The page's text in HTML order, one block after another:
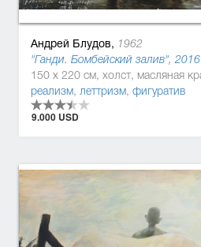
Андрей Блудов, 1962
"Ганди. Бомбейский залив", 2016
реализм, леттризм, фигуратив
9.000 USD